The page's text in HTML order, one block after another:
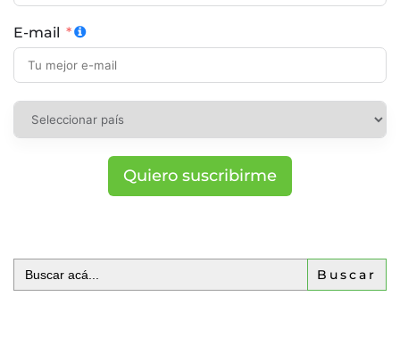
E-mail
Quiero suscribirme
Buscar: